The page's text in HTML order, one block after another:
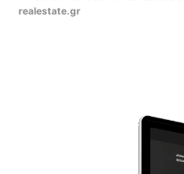
realestate.gr